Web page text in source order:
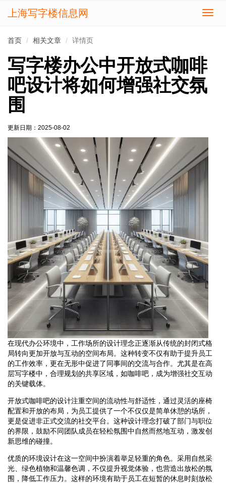
切
上海写字楼信息网
首页 相关文章 详情页
写字楼办公中开放式咖啡
吧设计将如何增强社交氛
围
更新日期： 2025-08-02
在现代办公环境中，工作场所的设计理念正逐渐从传统的封闭式格
局转向更加开放与互动的空间布局。这种转变不仅有助于提升员工
的工作效率，更在无形中促进了同事间的交流与合作。尤其是在高
层写字楼中，合理规划的共享区域，如咖啡吧，成为增强社交互动
的关键载体。
开放式咖啡吧的设计注重空间的流动性与舒适性，通过灵活的座椅
配置和开放的布局，为员工提供了一个不仅仅是简单休憩的场所，
更是促进非正式交流的社交平台。这种设计理念打破了部门与职位
的界限，鼓励不同团队成员在轻松氛围中自然而然地互动，激发创
新思维的碰撞。
优质的环境设计在这一空间中扮演着举足轻重的角色。采用自然采
光、绿色植物和温馨色调，不仅提升视觉体验，也营造出放松的氛
围，降低工作压力。这样的环境有助于员工在短暂的休息时刻放松